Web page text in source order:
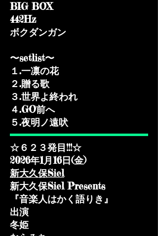
BIG BOX
442Hz
ボクダンガン
〜setlist〜
１.一凛の花
２.贈る歌
３.世界よ終われ
４.GO前へ
​５.夜明ノ遠吠
☆６２３発目!!!☆
2026年1月16日(金)​
新大久保Siel
新大久保Siel Presents
『音楽人はかく語りき』
出演
冬姫